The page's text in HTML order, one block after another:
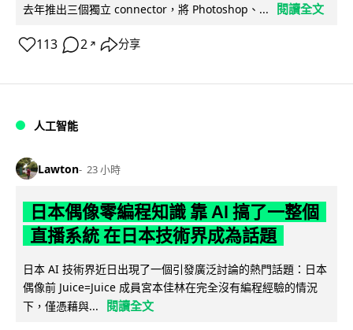
去年推出三個獨立 connector，將 Photoshop、...
閱讀全文
113 2 ↗ 分享
人工智能
Lawton 23 小時
日本偶像零編程知識 靠 AI 搞了一整個
直播系統 在日本技術界成為話題
日本 AI 技術界近日出現了一個引發廣泛討論的熱門話題：日本
偶像前 Juice=Juice 成員宮本佳林在完全沒有編程經驗的情況
下，僅憑藉與...
閱讀全文